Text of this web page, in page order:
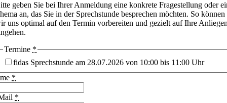
geben Sie bei Ihrer Anmeldung eine konkrete Fragestellung oder
an, das Sie in der Sprechstunde besprechen möchten. So können
uns optimal auf den Termin vorbereiten und gezielt auf Ihre
Termine *
fidas Sprechstunde am 28.07.2026 von 10:00 bis 11:00 Uhr
*
*